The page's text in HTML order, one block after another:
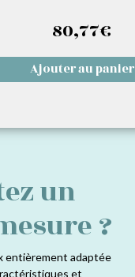
80,77€
Ajouter au panier
un
?
entièrement adaptée
et